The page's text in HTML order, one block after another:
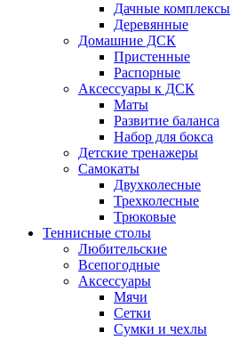
Дачные комплексы
Деревянные
Домашние ДСК
Пристенные
Распорные
Аксесcуары к ДСК
Маты
Развитие баланса
Набор для бокса
Детские тренажеры
Самокаты
Двухколесные
Трехколесные
Трюковые
Теннисные столы
Любительские
Всепогодные
Аксессуары
Мячи
Сетки
Сумки и чехлы